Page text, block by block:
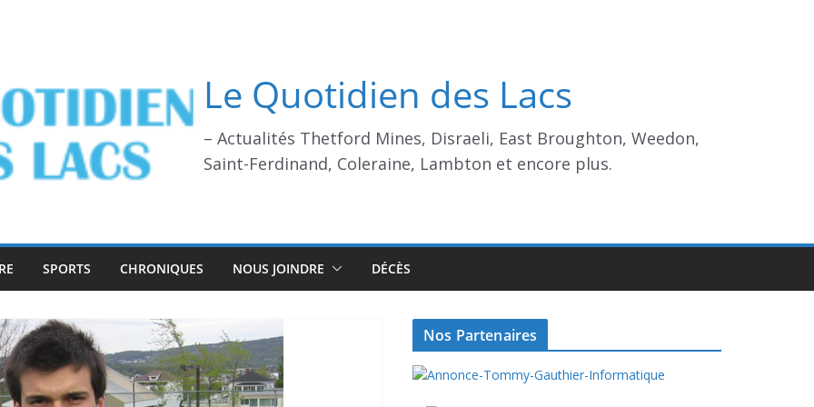
Le Quotidien des Lacs
– Actualités Thetford Mines, Disraeli, East Broughton, Weedon,
Saint-Ferdinand, Coleraine, Lambton et encore plus.
SPORTS CHRONIQUES NOUS JOINDRE DÉCÈS
Nos Partenaires